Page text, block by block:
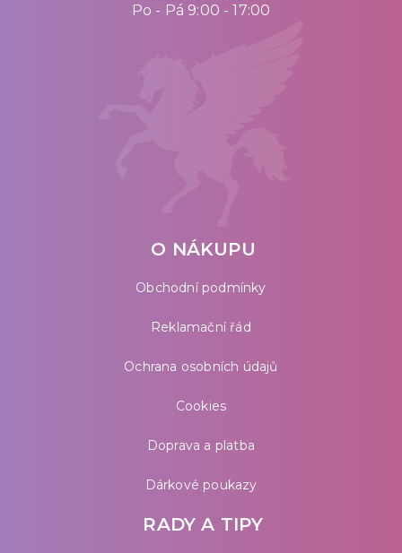
Po - Pá 9:00 - 17:00
O NÁKUPU
Obchodní podmínky
Reklamační řád
Ochrana osobních údajů
Cookies
Doprava a platba
Dárkové poukazy
RADY A TIPY